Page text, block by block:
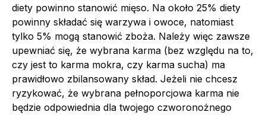
diety powinno stanowić mięso. Na około 25% diety
powinny składać się warzywa i owoce, natomiast
tylko 5% mogą stanowić zboża. Należy więc zawsze
upewniać się, że wybrana karma (bez względu na to,
czy jest to karma mokra, czy karma sucha) ma
prawidłowo zbilansowany skład. Jeżeli nie chcesz
ryzykować, że wybrana pełnoporcjowa karma nie
będzie odpowiednia dla twojego czworonożnego